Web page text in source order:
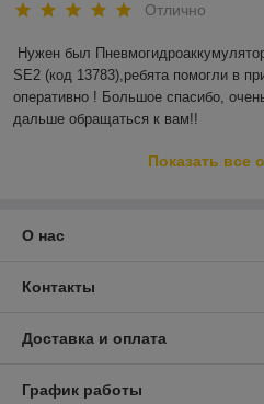
Отлично
Нужен был
SE2 (код 13783),ребята помогли в
оперативно ! Большое спасибо,
дальше обращаться к вам!!
Показать все
О нас
Контакты
Доставка и оплата
График работы